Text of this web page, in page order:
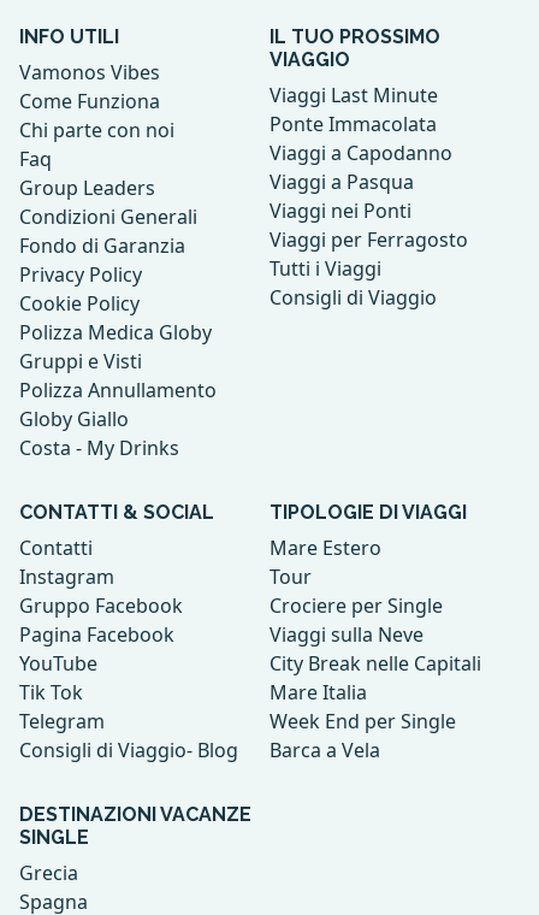
INFO UTILI
Vamonos Vibes
Come Funziona
Chi parte con noi
Faq
Group Leaders
Condizioni Generali
Fondo di Garanzia
Privacy Policy
Cookie Policy
Polizza Medica Globy
Gruppi e Visti
Polizza Annullamento
Globy Giallo
Costa - My Drinks
IL TUO PROSSIMO
VIAGGIO
Viaggi Last Minute
Ponte Immacolata
Viaggi a Capodanno
Viaggi a Pasqua
Viaggi nei Ponti
Viaggi per Ferragosto
Tutti i Viaggi
Consigli di Viaggio
CONTATTI & SOCIAL
Contatti
Instagram
Gruppo Facebook
Pagina Facebook
YouTube
Tik Tok
Telegram
Consigli di Viaggio- Blog
TIPOLOGIE DI VIAGGI
Mare Estero
Tour
Crociere per Single
Viaggi sulla Neve
City Break nelle Capitali
Mare Italia
Week End per Single
Barca a Vela
DESTINAZIONI VACANZE
SINGLE
Grecia
Spagna